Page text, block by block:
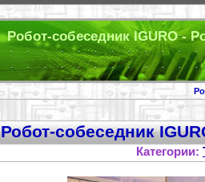
Робот-собеседник IGURO -
Робот-собеседник
Категории: